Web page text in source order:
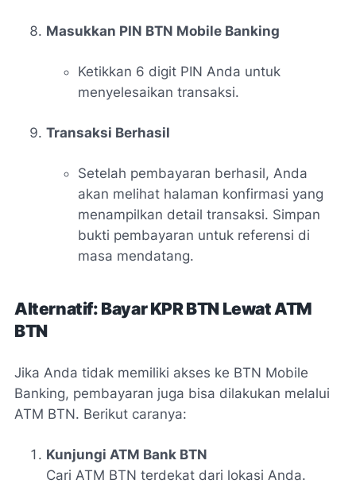
Masukkan PIN BTN Mobile Banking
Ketikkan 6 digit PIN Anda untuk
menyelesaikan transaksi.
Transaksi Berhasil
Setelah pembayaran berhasil, Anda
akan melihat halaman konfirmasi yang
menampilkan detail transaksi. Simpan
bukti pembayaran untuk referensi di
masa mendatang.
Alternatif: Bayar KPR BTN Lewat ATM
BTN
Jika Anda tidak memiliki akses ke BTN Mobile
Banking, pembayaran juga bisa dilakukan melalui
ATM BTN. Berikut caranya:
Kunjungi ATM Bank BTN
Cari ATM BTN terdekat dari lokasi Anda.